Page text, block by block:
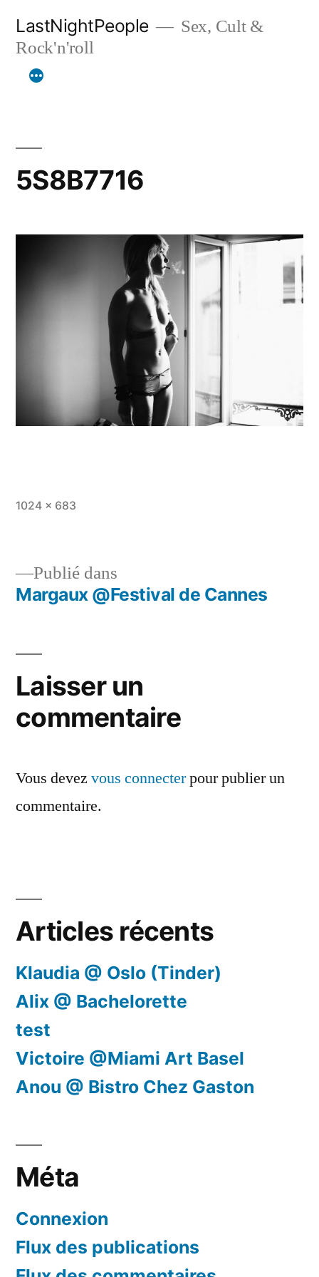
contenu
LastNightPeople
Sex, Cult &
Rock'n'roll
5S8B7716
Taille
1024 × 683
Navigation
l’article
Publié dans
Margaux @Festival de Cannes
Laisser un
commentaire
Vous devez vous connecterpour publier un
commentaire.
Articles récents
Klaudia @ Oslo (Tinder)
Alix @ Bachelorette
test
Victoire @Miami Art Basel
Anou @ Bistro Chez Gaston
Méta
Connexion
Flux des publications